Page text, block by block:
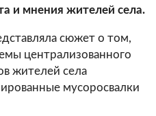
и мнения жителей села.
сюжет о том,
централизованного
жителей села
мусоросвалки